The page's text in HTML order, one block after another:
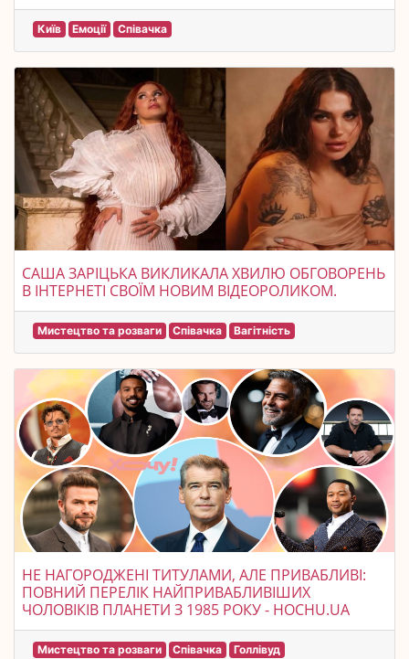
Київ Емоції Співачка
САША ЗАРІЦЬКА ВИКЛИКАЛА ХВИЛЮ ОБГОВОРЕНЬ
В ІНТЕРНЕТІ СВОЇМ НОВИМ ВІДЕОРОЛИКОМ.
Мистецтво та розваги Співачка Вагітність
НЕ НАГОРОДЖЕНІ ТИТУЛАМИ, АЛЕ ПРИВАБЛИВІ:
ПОВНИЙ ПЕРЕЛІК НАЙПРИВАБЛИВІШИХ
ЧОЛОВІКІВ ПЛАНЕТИ З 1985 РОКУ - HOCHU.UA
Мистецтво та розваги Співачка Голлівуд